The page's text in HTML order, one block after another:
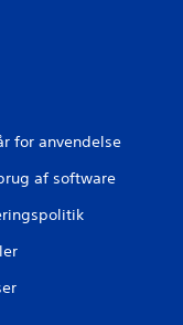
for anvendelse
af software